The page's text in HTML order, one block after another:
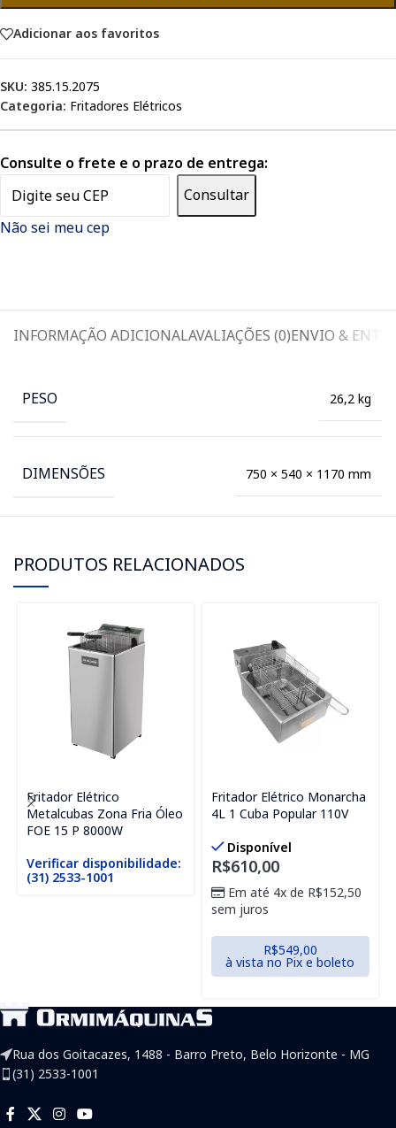
Adicionar aos favoritos
SKU: 385.15.2075
Categoria: Fritadores Elétricos
Consulte o frete e o prazo de entrega:
Consultar
Não sei meu cep
INFORMAÇÃO ADICIONALAVALIAÇÕES (0)ENVIO &
PESO 26,2 kg
DIMENSÕES 750 × 540 × 1170 mm
PRODUTOS RELACIONADOS
Fritador Elétrico
Metalcubas Zona Fria Óleo
FOE 15 P 8000W
Verificar disponibilidade:
(31) 2533-1001
Fritador Elétrico Monarcha
4L 1 Cuba Popular 110V
Disponível
R$610,00
Em até 4x de R$152,50
sem juros
R$549,00
à vista no Pix e boleto
Rua dos Goitacazes, 1488 - Barro Preto, Belo Horizonte - MG
(31) 2533-1001